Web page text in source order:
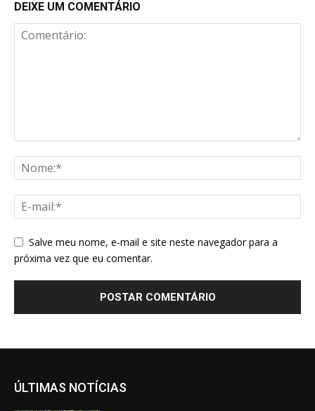
DEIXE UM COMENTÁRIO
Salve meu nome, e-mail e site neste navegador para a
próxima vez que eu comentar.
ÚLTIMAS NOTÍCIAS